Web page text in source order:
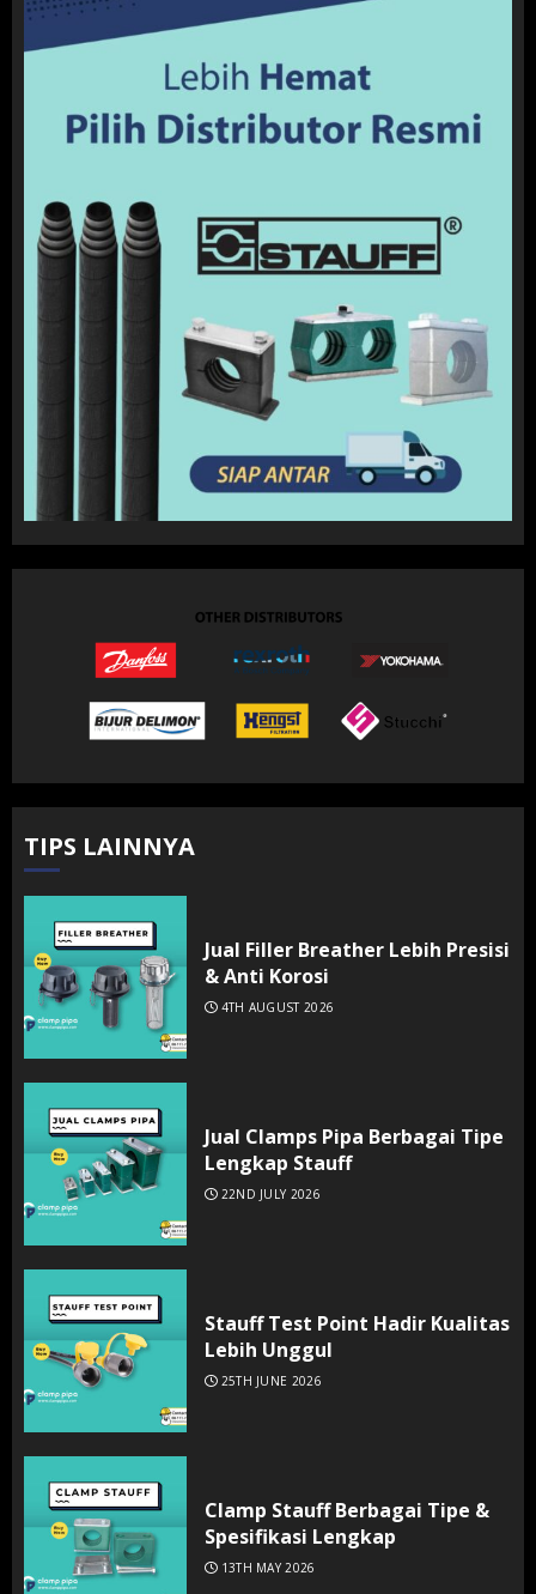
TIPS LAINNYA
Jual Filler Breather Lebih Presisi
& Anti Korosi
4TH AUGUST 2026
Jual Clamps Pipa Berbagai Tipe
Lengkap Stauff
22ND JULY 2026
Stauff Test Point Hadir Kualitas
Lebih Unggul
25TH JUNE 2026
Clamp Stauff Berbagai Tipe &
Spesifikasi Lengkap
13TH MAY 2026